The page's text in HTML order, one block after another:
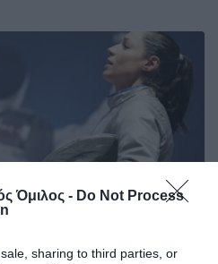
Όμιλος - Do Not Process
sharing to third parties, or